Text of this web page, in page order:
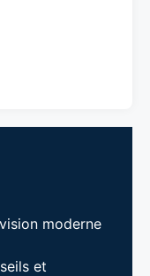
moderne
et